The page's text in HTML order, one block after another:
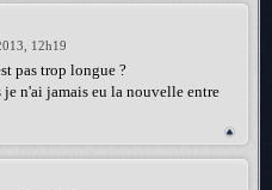
12h19
pas trop longue ?
je n'ai jamais eu la nouvelle entre